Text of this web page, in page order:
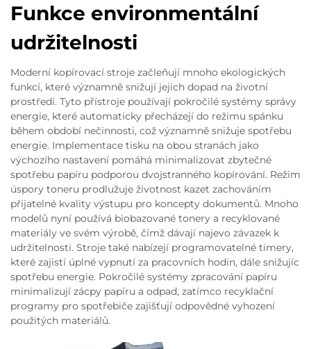
Funkce environmentální
udržitelnosti
Moderní kopírovací stroje začleňují mnoho ekologických
funkcí, které významně snižují jejich dopad na životní
prostředí. Tyto přístroje používají pokročilé systémy správy
energie, které automaticky přecházejí do režimu spánku
během období nečinnosti, což významně snižuje spotřebu
energie. Implementace tisku na obou stranách jako
výchozího nastavení pomáhá minimalizovat zbytečné
spotřebu papíru podporou dvojstranného kopírování. Režim
úspory toneru prodlužuje životnost kazet zachováním
přijatelné kvality výstupu pro koncepty dokumentů. Mnoho
modelů nyní používá biobazované tonery a recyklované
materiály ve svém výrobě, čímž dávají najevo závazek k
udržitelnosti. Stroje také nabízejí programovatelné timery,
které zajistí úplné vypnutí za pracovních hodin, dále snižujíc
spotřebu energie. Pokročilé systémy zpracování papíru
minimalizují zácpy papíru a odpad, zatímco recyklační
programy pro spotřebiče zajišťují odpovědné vyhození
použitých materiálů.